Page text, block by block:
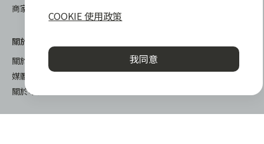
商家後台登入
關於我們
關於 zingala 銀角零卡
媒體報導
關於中租
iOS
COOKIE 使用政策
我同意